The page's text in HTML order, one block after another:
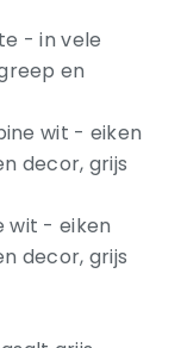
- in vele
en
wit - eiken
decor, grijs
wit - eiken
decor, grijs